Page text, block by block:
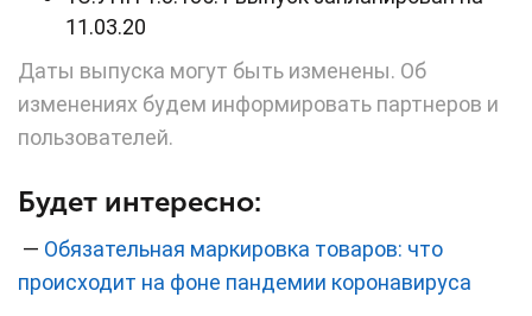
11.03.20
Даты выпуска могут быть изменены. Об
изменениях будем информировать партнеров и
пользователей.
Будет интересно:
— Обязательная маркировка товаров: что
происходит на фоне пандемии коронавируса